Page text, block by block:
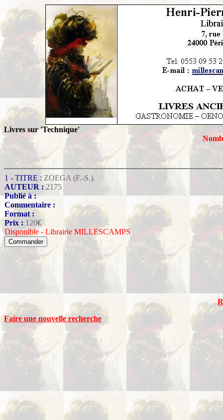
Livres sur 'Technique'
1 - TITRE : ZOEGA (F.-S.).
AUTEUR : 2175
Publié à :
Commentaire :
Format :
Prix : 120€
Disponible - Librairie MILLESCAMPS
Faire une nouvelle recherche